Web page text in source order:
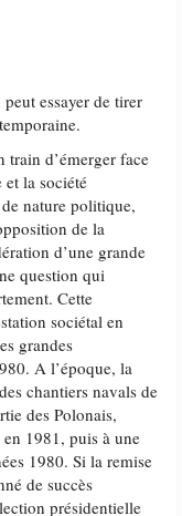
essayer de tirer
train d’émerger face
et la société
nature politique,
de la
d’une grande
question qui
Cette
sociétal en
grandes
A l’époque, la
chantiers navals de
des Polonais,
en 1981, puis à une
1980. Si la remise
de succès
présidentielle